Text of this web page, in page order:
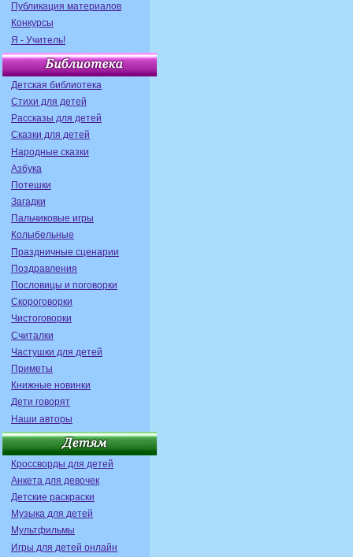
Публикация материалов
Конкурсы
Я - Учитель!
Детская библиотека
Стихи для детей
Рассказы для детей
Сказки для детей
Народные сказки
Азбука
Потешки
Загадки
Пальчиковые игры
Колыбельные
Праздничные сценарии
Поздравления
Пословицы и поговорки
Скороговорки
Чистоговорки
Считалки
Частушки для детей
Приметы
Книжные новинки
Дети говорят
Наши авторы
Кроссворды для детей
Анкета для девочек
Детские раскраски
Музыка для детей
Мультфильмы
Игры для детей онлайн